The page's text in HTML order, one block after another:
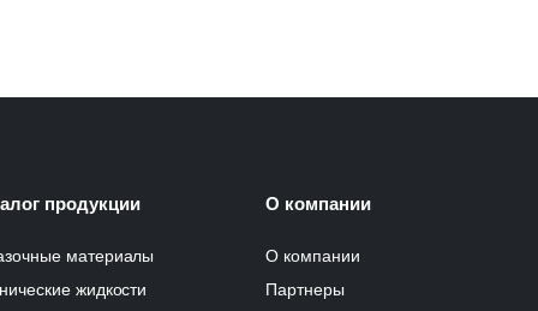
продукции
материалы
жидкости
О компании
О компании
Партнеры